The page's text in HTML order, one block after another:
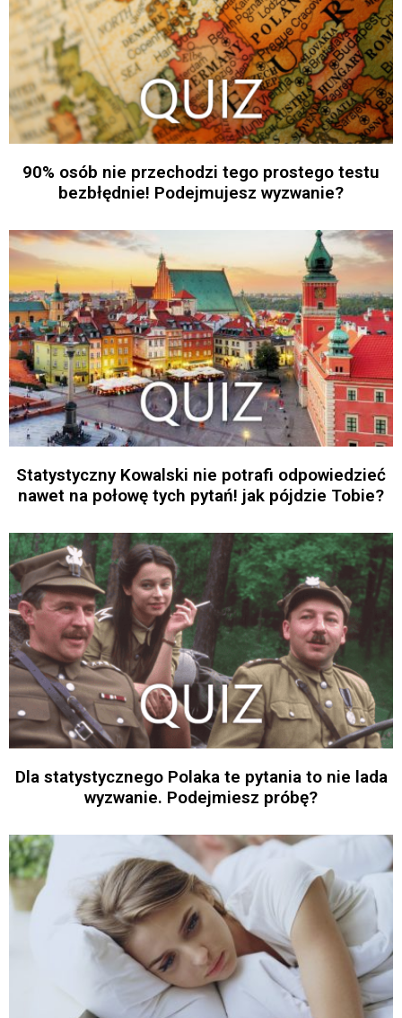
90% osób nie przechodzi tego prostego testu
bezbłędnie! Podejmujesz wyzwanie?
Statystyczny Kowalski nie potrafi odpowiedzieć
nawet na połowę tych pytań! jak pójdzie Tobie?
Dla statystycznego Polaka te pytania to nie lada
wyzwanie. Podejmiesz próbę?